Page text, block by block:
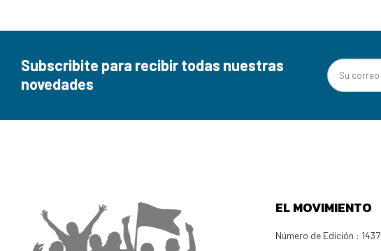
Subscribite para recibir todas nuestras
novedades
EL MOVIMIENTO
Número de Edición : 1437